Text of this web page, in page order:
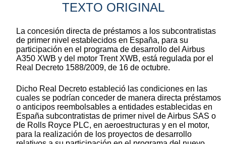
TEXTO ORIGINAL
La concesión directa de préstamos a los subcontratistas
de primer nivel establecidos en España, para su
participación en el programa de desarrollo del Airbus
A350 XWB y del motor Trent XWB, está regulada por el
Real Decreto 1588/2009, de 16 de octubre.
Dicho Real Decreto estableció las condiciones en las
cuales se podrían conceder de manera directa préstamos
o anticipos reembolsables a entidades establecidas en
España subcontratistas de primer nivel de Airbus SAS o
de Rolls Royce PLC, en aeroestructuras y en el motor,
para la realización de los proyectos de desarrollo